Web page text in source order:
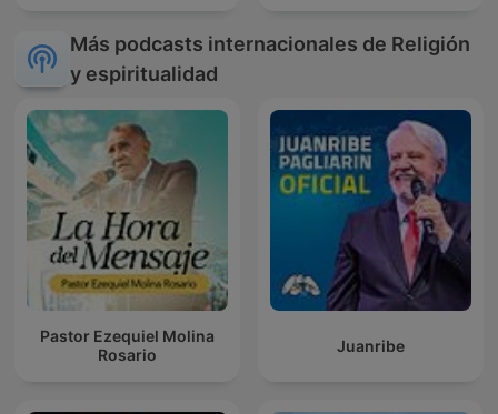
Más podcasts internacionales de Religión
y espiritualidad
Pastor Ezequiel Molina
Rosario
Juanribe